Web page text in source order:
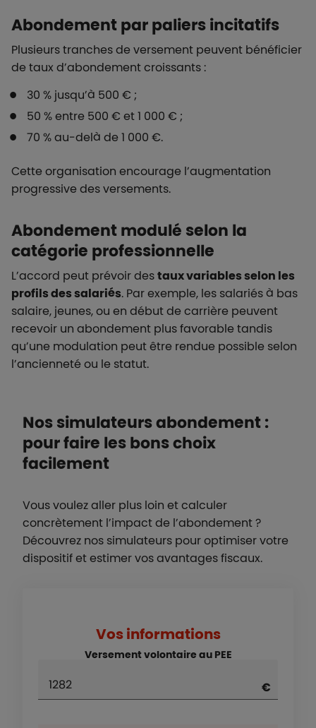
Abondement par paliers incitatifs
Plusieurs tranches de versement peuvent bénéficier
de taux d’abondement croissants :
30 % jusqu’à 500 € ;
50 % entre 500 € et 1 000 € ;
70 % au-delà de 1 000 €.
Cette organisation encourage l’augmentation
progressive des versements.
Abondement modulé selon la
catégorie professionnelle
L’accord peut prévoir destaux variables selon les
profils des salariés. Par exemple, les salariés à bas
salaire, jeunes, ou en début de carrière peuvent
recevoir un abondement plus favorable tandis
qu’une modulation peut être rendue possible selon
l’ancienneté ou le statut.
Nos simulateurs abondement :
pour faire les bons choix
facilement
Vous voulez aller plus loin et calculer
concrètement l’impact de l’abondement ?
Découvrez nos simulateurs pour optimiser votre
dispositif et estimer vos avantages fiscaux.
Vos informations
Versement volontaire au PEE